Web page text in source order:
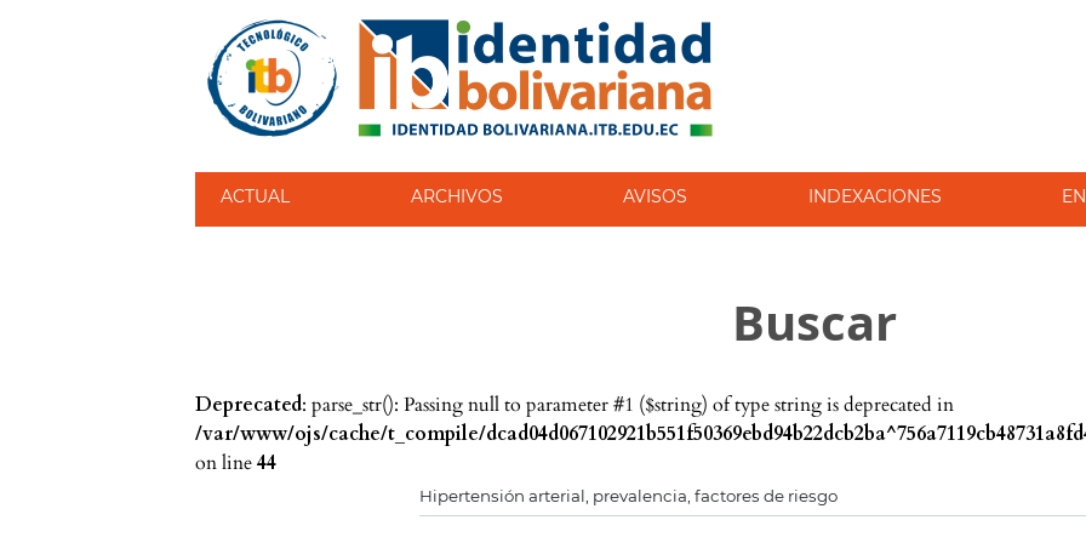
ACTUAL ARCHIVOS AVISOS INDEXACIONES
Buscar
Deprecated: parse_str(): Passing null to parameter #1 ($string) of type string is deprecated in
/var/www/ojs/cache/t_compile/
on line44